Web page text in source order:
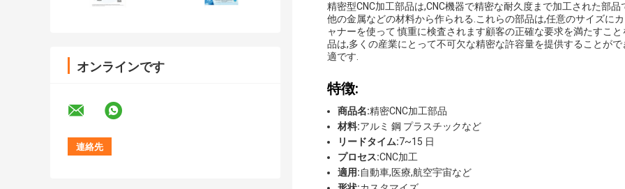
オンラインです
精密型CNC加工部品は,CNC機器で精密な耐久度まで加工された部
他の金属などの材料から作られる.これらの部品は,任意のサイズに
ャナーを使って 慎重に検査されます顧客の正確な要求を満たすこ
品は,多くの産業にとって不可欠な精密な許容量を提供することが
適です.
特徴:
商品名:精密CNC加工部品
材料:アルミ 鋼 プラスチックなど
リードタイム:7~15 日
プロセス:CNC加工
適用:自動車,医療,航空宇宙など